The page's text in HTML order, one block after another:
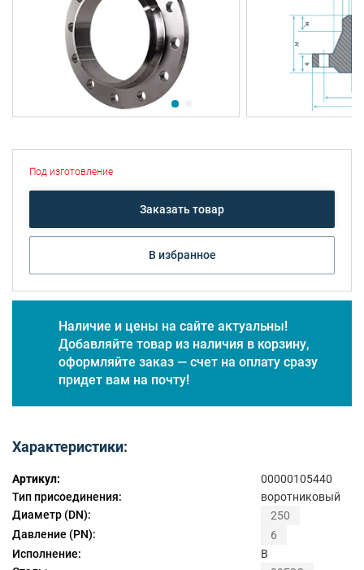
Под изготовление
Заказать товар
В избранное
Наличие и цены на сайте актуальны!
Добавляйте товар из наличия в корзину,
оформляйте заказ — счет на оплату сразу
придет вам на почту!
Характеристики:
Артикул:
00000105440
Тип присоединения:
воротниковый
Диаметр (DN):
250
Давление (PN):
6
Исполнение:
B